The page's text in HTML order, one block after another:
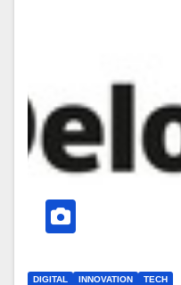
DIGITAL INNOVATION TECH